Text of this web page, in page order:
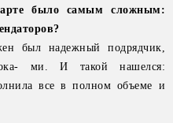
было самым сложным:
был надежный подрядчик,
ми. И такой нашелся:
все в полном объеме и